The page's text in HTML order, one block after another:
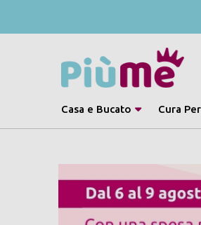
Casa e Bucato Cura